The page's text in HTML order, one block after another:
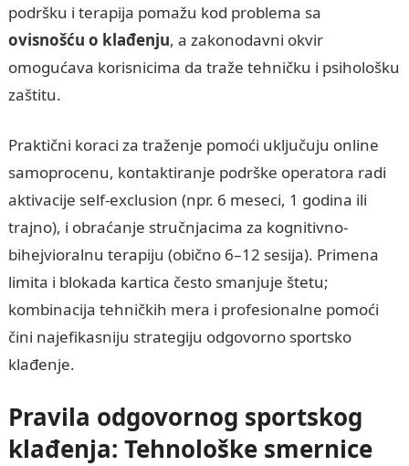
podršku i terapija pomažu kod problema sa
ovisnošću o klađenju, a zakonodavni okvir
omogućava korisnicima da traže tehničku i psihološku
zaštitu.
Praktični koraci za traženje pomoći uključuju online
samoprocenu, kontaktiranje podrške operatora radi
aktivacije self-exclusion (npr. 6 meseci, 1 godina ili
trajno), i obraćanje stručnjacima za kognitivno-
bihejvioralnu terapiju (obično 6–12 sesija). Primena
limita i blokada kartica često smanjuje štetu;
kombinacija tehničkih mera i profesionalne pomoći
čini najefikasniju strategiju odgovorno sportsko
klađenje.
Pravila odgovornog sportskog
klađenja: Tehnološke smernice